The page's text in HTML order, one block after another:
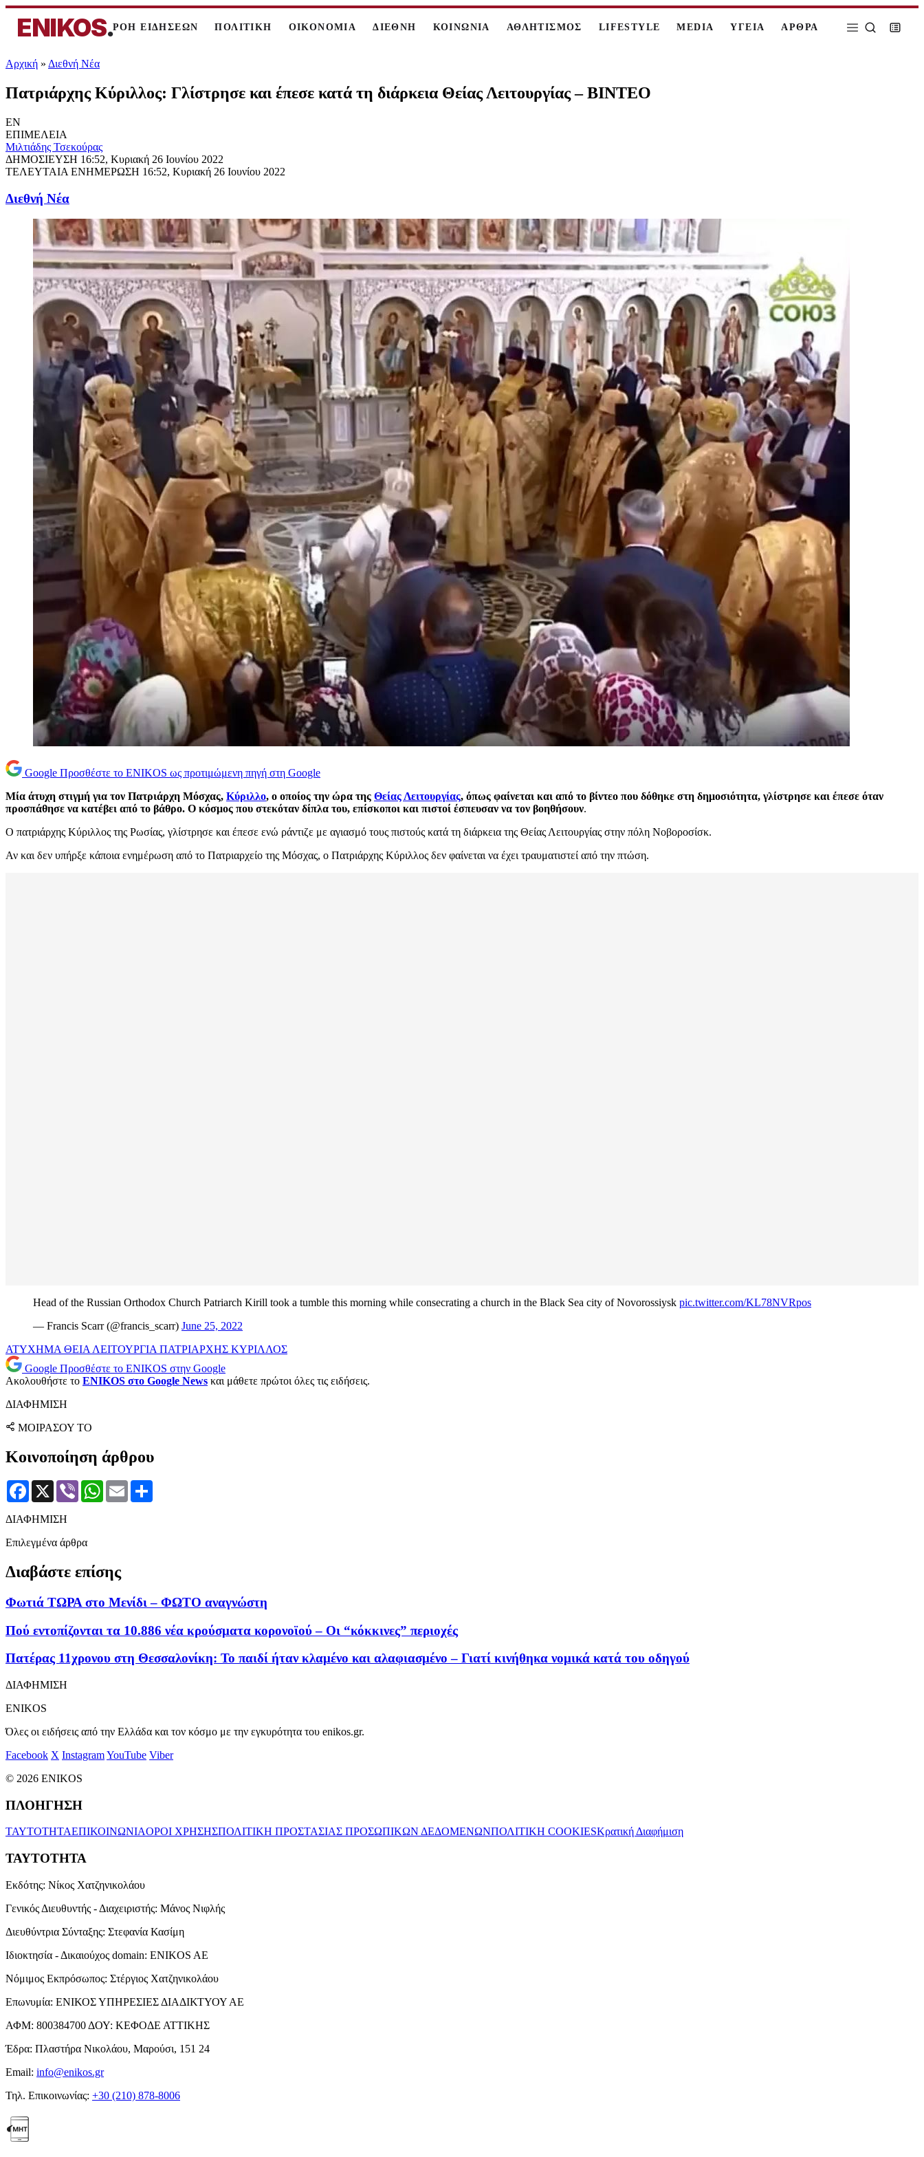
ENIKOS.ΡΟΗ ΕΙΔΗΣΕΩΝ ΠΟΛΙΤΙΚΗ ΟΙΚΟΝΟΜΙΑ ΔΙΕΘΝΗ ΚΟΙΝΩΝΙΑ ΑΘΛΗΤΙΣΜΟΣ LIFESTYLE MEDIA ΥΓΕΙΑ ΑΡΘΡΑ
Αρχική » Διεθνή Νέα
Πατριάρχης Κύριλλος: Γλίστρησε και έπεσε κατά τη διάρκεια Θείας Λειτουργίας – ΒΙΝΤΕΟ
EN
ΕΠΙΜΕΛΕΙΑ
Μιλτιάδης Τσεκούρας
ΔΗΜΟΣΙΕΥΣΗ 16:52, Κυριακή 26 Ιουνίου 2022
ΤΕΛΕΥΤΑΙΑ ΕΝΗΜΕΡΩΣΗ 16:52, Κυριακή 26 Ιουνίου 2022
Διεθνή Νέα
Google Προσθέστε το ENIKOS ως προτιμώμενη πηγή στη Google
Μία άτυχη στιγμή για τον Πατριάρχη Μόσχας, Κύριλλο, ο οποίος την ώρα της Θείας Λειτουργίας, όπως φαίνεται και από το βίντεο που δόθηκε στη δημοσιότητα, γλίστρησε και έπεσε όταν
προσπάθησε να κατέβει από το βάθρο. Ο κόσμος που στεκόταν δίπλα του, επίσκοποι και πιστοί έσπευσαν να τον βοηθήσουν.
Ο πατριάρχης Κύριλλος της Ρωσίας, γλίστρησε και έπεσε ενώ ράντιζε με αγιασμό τους πιστούς κατά τη διάρκεια της Θείας Λειτουργίας στην πόλη Νοβοροσίσκ.
Αν και δεν υπήρξε κάποια ενημέρωση από το Πατριαρχείο της Μόσχας, ο Πατριάρχης Κύριλλος δεν φαίνεται να έχει τραυματιστεί από την πτώση.
Head of the Russian Orthodox Church Patriarch Kirill took a tumble this morning while consecrating a church in the Black Sea city of Novorossiysk pic.twitter.com/KL78NVRpos
— Francis Scarr (@francis_scarr) June 25, 2022
ΑΤΥΧΗΜΑ ΘΕΙΑ ΛΕΙΤΟΥΡΓΙΑ ΠΑΤΡΙΑΡΧΗΣ ΚΥΡΙΛΛΟΣ
Google Προσθέστε το ENIKOS στην Google
Ακολουθήστε το ENIKOS στο Google News και μάθετε πρώτοι όλες τις ειδήσεις.
ΔΙΑΦΗΜΙΣΗ
ΜΟΙΡΑΣΟΥ ΤΟ
Κοινοποίηση άρθρου
Facebook
X Viber WhatsApp
Email
ΔΙΑΦΗΜΙΣΗ
Επιλεγμένα άρθρα
Διαβάστε επίσης
Φωτιά ΤΩΡΑ στο Μενίδι – ΦΩΤΟ αναγνώστη
Πού εντοπίζονται τα 10.886 νέα κρούσματα κορονοϊού – Οι “κόκκινες” περιοχές
Πατέρας 11χρονου στη Θεσσαλονίκη: Το παιδί ήταν κλαμένο και αλαφιασμένο – Γιατί κινήθηκα νομικά κατά του οδηγού
ΔΙΑΦΗΜΙΣΗ
ENIKOS
Όλες οι ειδήσεις από την Ελλάδα και τον κόσμο με την εγκυρότητα του enikos.gr.
Facebook X InstagramYouTube Viber
© 2026 ENIKOS
ΠΛΟΗΓΗΣΗ
ΤΑΥΤΟΤΗΤΑΕΠΙΚΟΙΝΩΝΙΑΟΡΟΙ ΧΡΗΣΗΣΠΟΛΙΤΙΚΗ ΠΡΟΣΤΑΣΙΑΣ ΠΡΟΣΩΠΙΚΩΝ ΔΕΔΟΜΕΝΩΝΠΟΛΙΤΙΚΗ COOKIESΚρατική Διαφήμιση
ΤΑΥΤΟΤΗΤΑ
Εκδότης: Νίκος Χατζηνικολάου
Γενικός Διευθυντής - Διαχειριστής: Μάνος Νιφλής
Διευθύντρια Σύνταξης: Στεφανία Κασίμη
Ιδιοκτησία - Δικαιούχος domain: ENIKOS AE
Νόμιμος Εκπρόσωπος: Στέργιος Χατζηνικολάου
Επωνυμία: ΕΝΙΚΟΣ ΥΠΗΡΕΣΙΕΣ ΔΙΑΔΙΚΤΥΟΥ ΑΕ
ΑΦΜ: 800384700 ΔΟΥ: ΚΕΦΟΔΕ ΑΤΤΙΚΗΣ
Έδρα: Πλαστήρα Νικολάου, Μαρούσι, 151 24
Email: info@enikos.gr
Τηλ. Επικοινωνίας: +30 (210) 878-8006